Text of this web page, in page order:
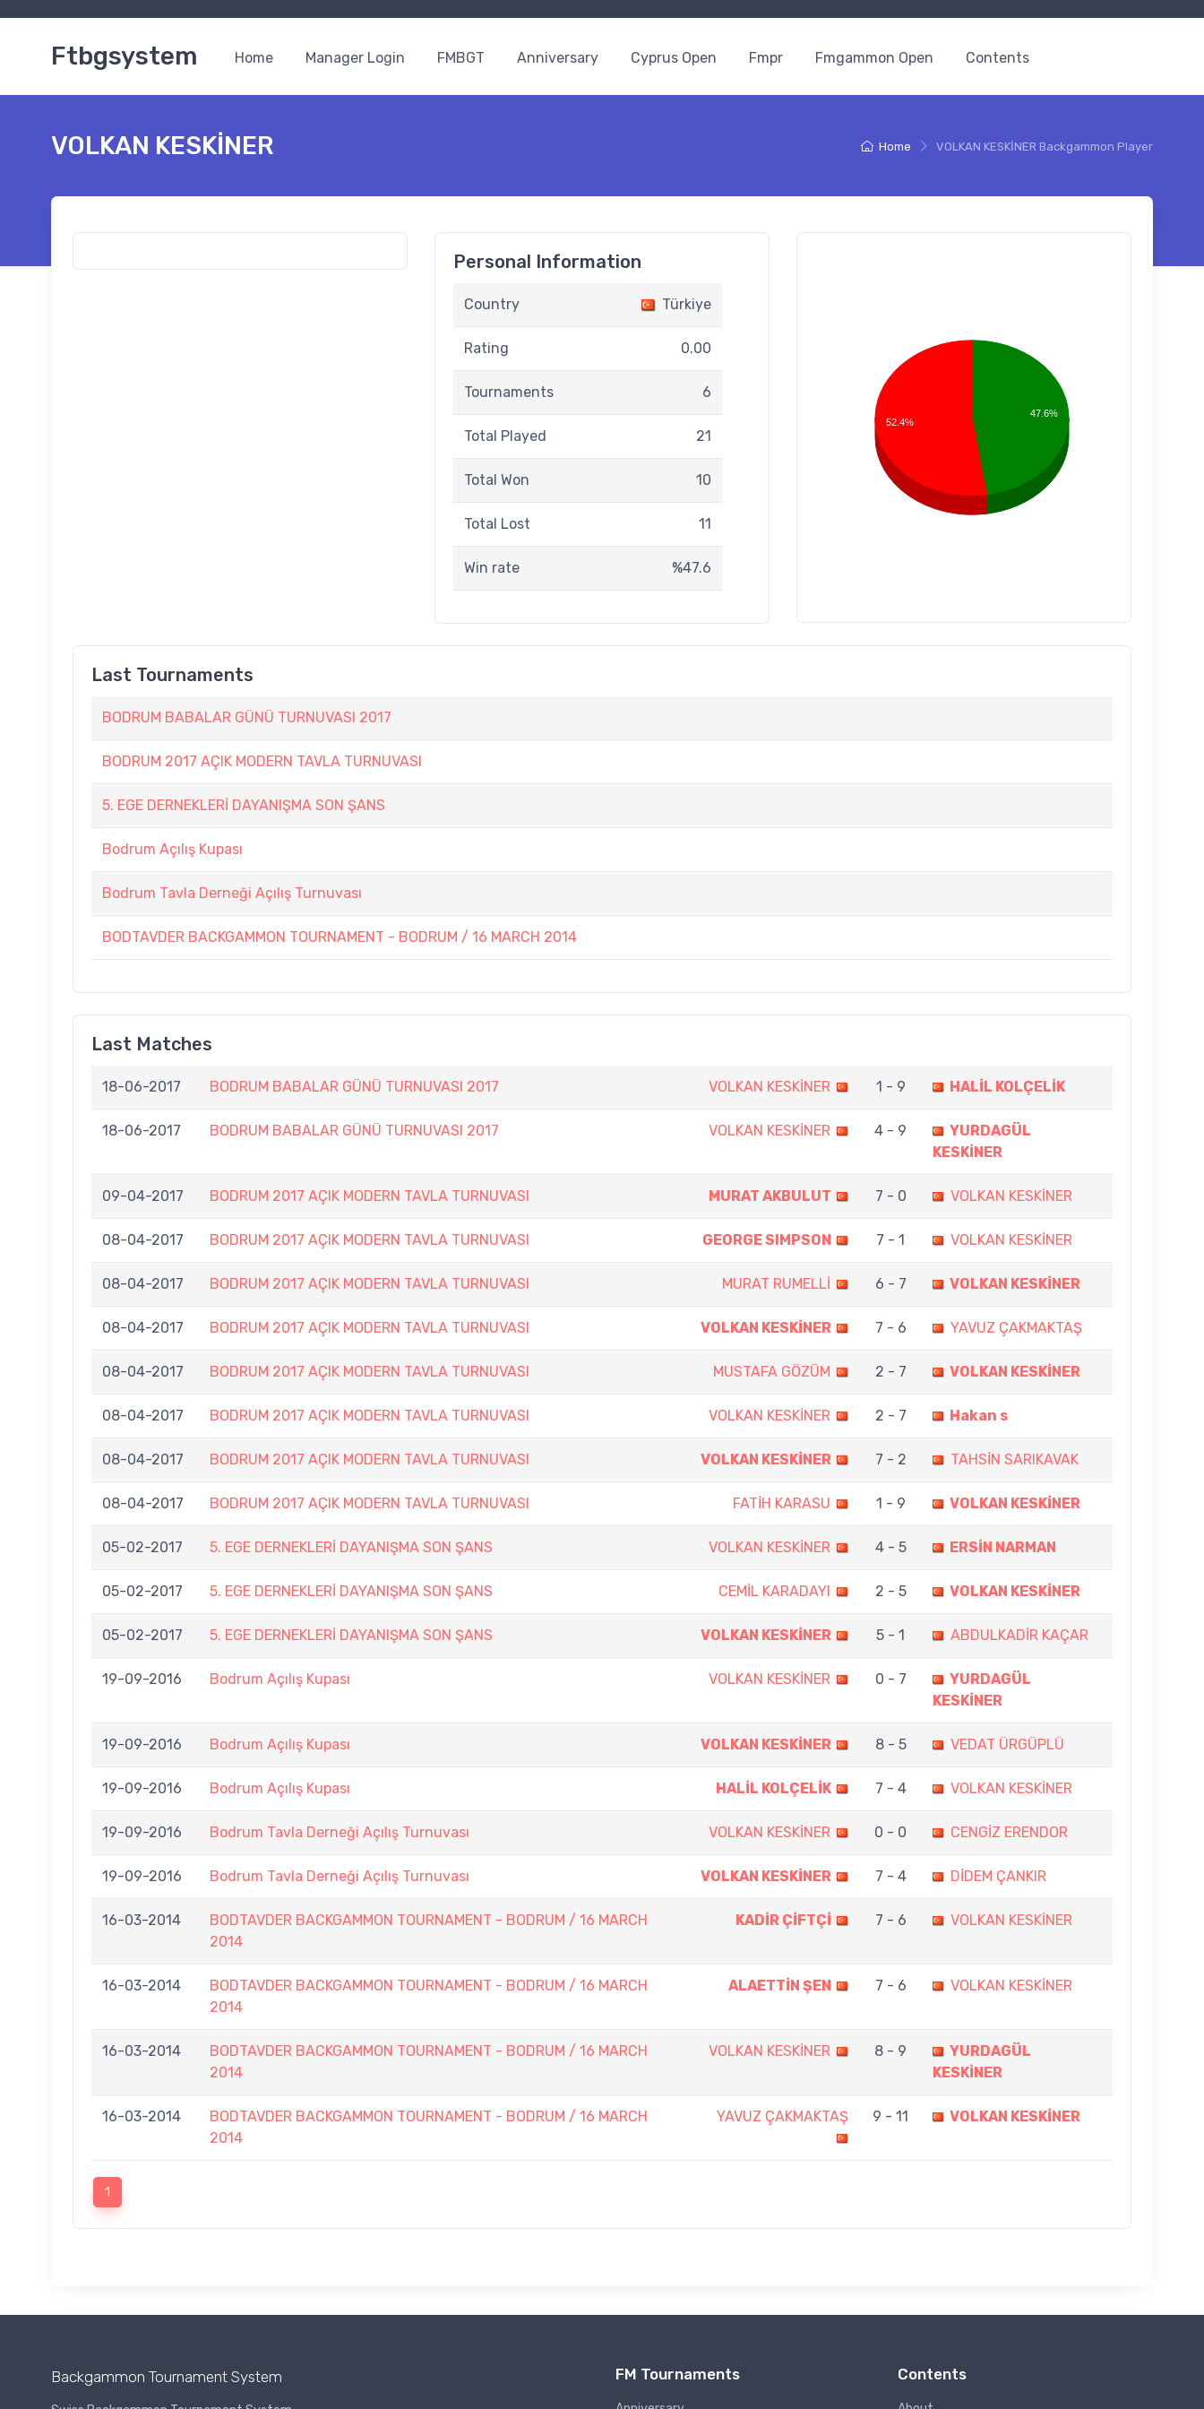
Ftbgsystem Home Manager Login FMBGT Anniversary Cyprus Open Fmpr Fmgammon Open Contents
Home VOLKAN KESKİNER Backgammon Player
VOLKAN KESKİNER
Personal Information
Country Türkiye
Rating 0.00
Tournaments 6
Total Played 21
Total Won 10
Total Lost 11
Win rate %47.6
47.6%
52.4%
Last Tournaments
BODRUM BABALAR GÜNÜ TURNUVASI 2017
BODRUM 2017 AÇIK MODERN TAVLA TURNUVASI
5. EGE DERNEKLERİ DAYANIŞMA SON ŞANS
Bodrum Açılış Kupası
Bodrum Tavla Derneği Açılış Turnuvası
BODTAVDER BACKGAMMON TOURNAMENT - BODRUM / 16 MARCH 2014
Last Matches
18-06-2017 BODRUM BABALAR GÜNÜ TURNUVASI 2017 VOLKAN KESKİNER 1 - 9 HALİL KOLÇELİK
18-06-2017 BODRUM BABALAR GÜNÜ TURNUVASI 2017 VOLKAN KESKİNER 4 - 9
YURDAGÜL
KESKİNER
09-04-2017 BODRUM 2017 AÇIK MODERN TAVLA TURNUVASI MURAT AKBULUT 7 - 0 VOLKAN KESKİNER
08-04-2017 BODRUM 2017 AÇIK MODERN TAVLA TURNUVASI GEORGE SIMPSON 7 - 1 VOLKAN KESKİNER
08-04-2017 BODRUM 2017 AÇIK MODERN TAVLA TURNUVASI MURAT RUMELLİ 6 - 7 VOLKAN KESKİNER
08-04-2017 BODRUM 2017 AÇIK MODERN TAVLA TURNUVASI VOLKAN KESKİNER 7 - 6 YAVUZ ÇAKMAKTAŞ
08-04-2017 BODRUM 2017 AÇIK MODERN TAVLA TURNUVASI MUSTAFA GÖZÜM 2 - 7 VOLKAN KESKİNER
08-04-2017 BODRUM 2017 AÇIK MODERN TAVLA TURNUVASI VOLKAN KESKİNER 2 - 7 Hakan s
08-04-2017 BODRUM 2017 AÇIK MODERN TAVLA TURNUVASI VOLKAN KESKİNER 7 - 2 TAHSİN SARIKAVAK
08-04-2017 BODRUM 2017 AÇIK MODERN TAVLA TURNUVASI FATİH KARASU 1 - 9 VOLKAN KESKİNER
05-02-2017 5. EGE DERNEKLERİ DAYANIŞMA SON ŞANS VOLKAN KESKİNER 4 - 5 ERSİN NARMAN
05-02-2017 5. EGE DERNEKLERİ DAYANIŞMA SON ŞANS CEMİL KARADAYI 2 - 5 VOLKAN KESKİNER
05-02-2017 5. EGE DERNEKLERİ DAYANIŞMA SON ŞANS VOLKAN KESKİNER 5 - 1 ABDULKADİR KAÇAR
19-09-2016 Bodrum Açılış Kupası VOLKAN KESKİNER 0 - 7
YURDAGÜL
KESKİNER
19-09-2016 Bodrum Açılış Kupası VOLKAN KESKİNER 8 - 5 VEDAT ÜRGÜPLÜ
19-09-2016 Bodrum Açılış Kupası HALİL KOLÇELİK 7 - 4 VOLKAN KESKİNER
19-09-2016 Bodrum Tavla Derneği Açılış Turnuvası VOLKAN KESKİNER 0 - 0 CENGİZ ERENDOR
19-09-2016 Bodrum Tavla Derneği Açılış Turnuvası VOLKAN KESKİNER 7 - 4 DİDEM ÇANKIR
16-03-2014
BODTAVDER BACKGAMMON TOURNAMENT - BODRUM / 16 MARCH
2014
KADİR ÇİFTÇİ 7 - 6 VOLKAN KESKİNER
16-03-2014
BODTAVDER BACKGAMMON TOURNAMENT - BODRUM / 16 MARCH
2014
ALAETTİN ŞEN 7 - 6 VOLKAN KESKİNER
16-03-2014
BODTAVDER BACKGAMMON TOURNAMENT - BODRUM / 16 MARCH
2014
VOLKAN KESKİNER 8 - 9
YURDAGÜL
KESKİNER
16-03-2014
BODTAVDER BACKGAMMON TOURNAMENT - BODRUM / 16 MARCH
2014
YAVUZ ÇAKMAKTAŞ 9 - 11 VOLKAN KESKİNER
1
Backgammon Tournament System FM Tournaments Contents